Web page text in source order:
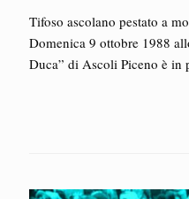
Tifoso ascolano pestato a
Domenica 9 ottobre 1988
Duca” di Ascoli Piceno è in